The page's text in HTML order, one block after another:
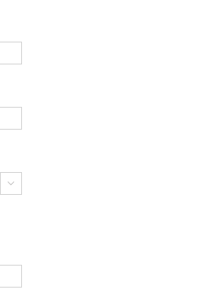
